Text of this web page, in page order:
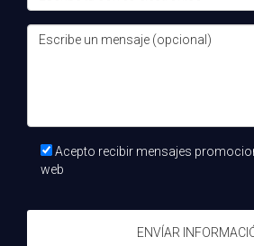
para guiar a aquellos que pueden no
los conocimientos requeridos en un
estancamiento en tu carrera o
dirección clara, lo que puede resultar
oportunidades valiosas.
Acepto recibir mensajes
web
ENVÍAR